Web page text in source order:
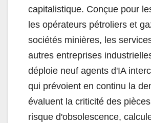
capitalistique. Conçue pour
les opérateurs pétroliers et
sociétés minières, les
autres entreprises
déploie neuf agents d'IA
qui prévoient en continu la
évaluent la criticité des
risque d'obsolescence,